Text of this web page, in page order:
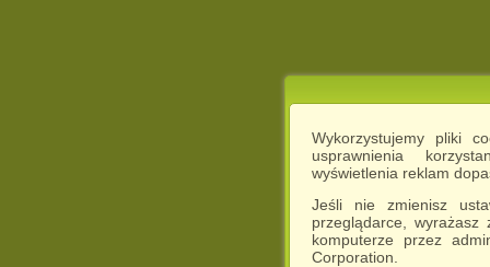
Wykorzystujemy pliki
usprawnienia
wyświetlenia reklam
Jeśli nie zmienisz
przeglądarce,
komputerze przez
Corporation.